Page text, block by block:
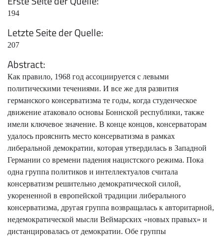
194
Letzte Seite der Quelle
207
Abstract
Как правило, 1968 год ассоциируется с левыми
политическими течениями. И все же для развития
германского консерватизма те годы, когда студенческое
движение атаковало основы Боннской республики, также
имели ключевое значение. В конце концов, консерваторам
удалось прояснить место консерватизма в рамках
либеральной демократии, которая утвердилась в Западной
Германии со времени падения нацистского режима. Пока
одна группа политиков и интеллектуалов считала
консерватизм решительно демократической силой,
укорененной в европейской традиции либерального
консерватизма, другая группа возвращалась к авторитарной,
недемократической мысли Веймарских «новых правых» и
дистанцировалась от демократии. Обе группы